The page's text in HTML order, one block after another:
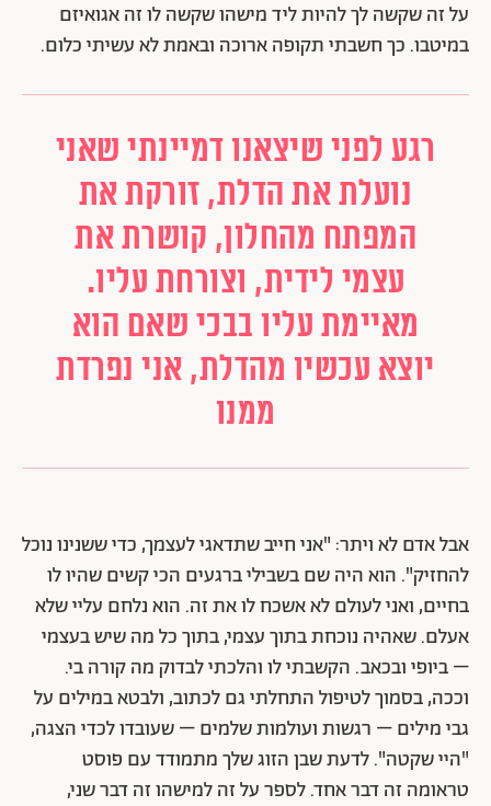
על זה שקשה לך להיות ליד מישהו שקשה לו זה אגואיזם
במיטבו. כך חשבתי תקופה ארוכה ובאמת לא עשיתי כלום.
רגע לפני שיצאנו דמיינתי שאני
נועלת את הדלת, זורקת את
המפתח מהחלון, קושרת את
עצמי לידית, וצורחת עליו.
מאיימת עליו בבכי שאם הוא
יוצא עכשיו מהדלת, אני נפרדת
ממנו
אבל אדם לא ויתר: "אני חייב שתדאגי לעצמך, כדי ששנינו נוכל
להחזיק". הוא היה שם בשבילי ברגעים הכי קשים שהיו לו
בחיים, ואני לעולם לא אשכח לו את זה. הוא נלחם עליי שלא
אעלם. שאהיה נוכחת בתוך עצמי, בתוך כל מה שיש בעצמי
– ביופי ובכאב. הקשבתי לו והלכתי לבדוק מה קורה בי.
וככה, בסמוך לטיפול התחלתי גם לכתוב, ולבטא במילים על
גבי מילים – רגשות ועולמות שלמים – שעובדו לכדי הצגה,
"היי שקטה". לדעת שבן הזוג שלך מתמודד עם פוסט
טראומה זה דבר אחד. לספר על זה למישהו זה דבר שני,